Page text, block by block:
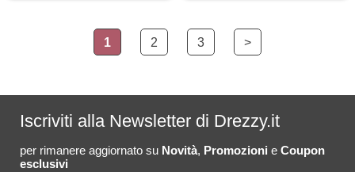
1 2 3 >
Iscriviti alla Newsletter di Drezzy.it
per rimanere aggiornato su Novità, Promozioni e Coupon
esclusivi